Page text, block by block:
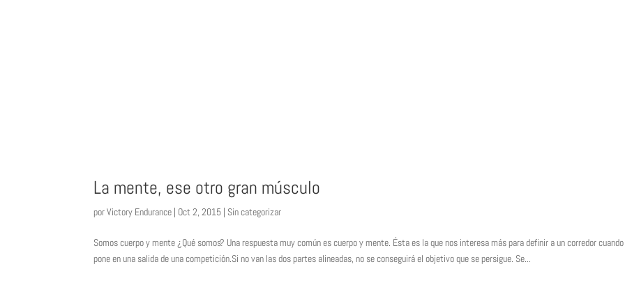
La mente, ese otro gran músculo
porVictory Endurance | Oct 2, 2015 | Sin categorizar
Somos cuerpo y mente ¿Qué somos? Una respuesta muy común es cuerpo y mente. Ésta es la que nos interesa más para definir a un corredor
pone en una salida de una competición.Si no van las dos partes alineadas, no se conseguirá el objetivo que se persigue. Se...